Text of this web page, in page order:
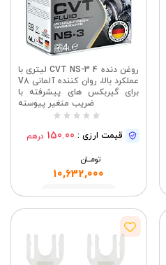
روغن دنده CVT NS-3 4 لیتری با
عملکرد بالا، روان کننده آلمانی V8
برای گیربکس های پیشرفته با
ضریب متغیر پیوسته
قیمت ارزی : 150.00 درهم
تومــــــان
10,632,000
مشاهده